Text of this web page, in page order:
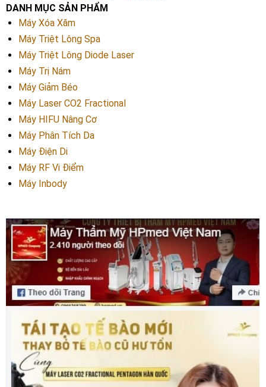
DANH MỤC SẢN PHẨM
Máy Xóa Xăm
Máy Triệt Lông Spa
Máy Triệt Lông Diode Laser
Máy Trị Nám
Máy Giảm Béo
Máy Laser CO2 Fractional
Máy HIFU Nâng Cơ
Máy Phân Tích Da
Máy Điện Di
Máy RF Vi Điểm
Máy Inbody